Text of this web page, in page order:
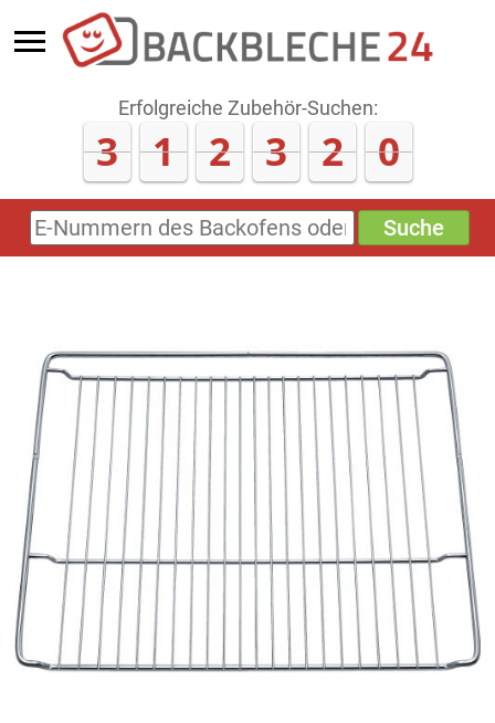
Erfolgreiche Zubehör-Suchen:
3 1 2 3 2 0
E-
Nummern
Sonderzeichen)
Suche